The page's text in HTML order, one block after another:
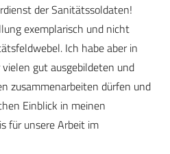
der Sanitätssoldaten!
exemplarisch und nicht
Ich habe aber in
gut ausgebildeten und
zusammenarbeiten dürfen und
Einblick in meinen
für unsere Arbeit im